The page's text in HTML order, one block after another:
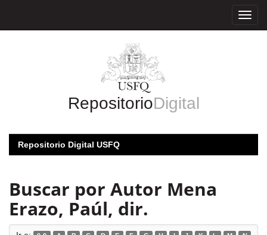
RepositorioDigital
Repositorio Digital USFQ
Buscar por Autor Mena
Erazo, Paúl, dir.